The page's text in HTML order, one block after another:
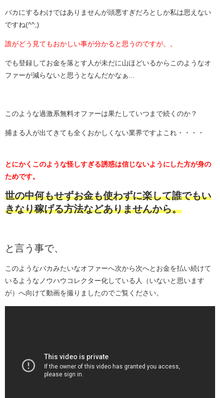
バカにするわけではありませんが頭悪すぎだろとしか私は思えない
ですね(^^;)
誰がどう見てもおかしい事が分かると思うのですが。。
でも登録してお金を落とす人が未だに山ほどいるからこのようなオ
ファーが減らないと思うとなんだかなぁ...
このような過激系無料オファーは果たしていつまで続くのか？
捕まる人が出てきても全くおかしくない業界ですよこれ・・・・
とにかくこのような怪しすぎる誘惑は信じないようにした方が身の
ためです。
世の中何もせずお金も使わずに楽して誰でもい
きなり稼げる方法などありませんから。
と言う事で、
このようなバカみたいなオファーへ次から次へとお金を払い続けて
いるようなノウハウコレクター化している人（いないと思います
が）へ向けて動画を撮りましたのでご覧ください。